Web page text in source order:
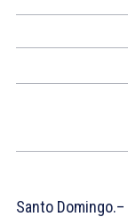
Santo Domingo.–